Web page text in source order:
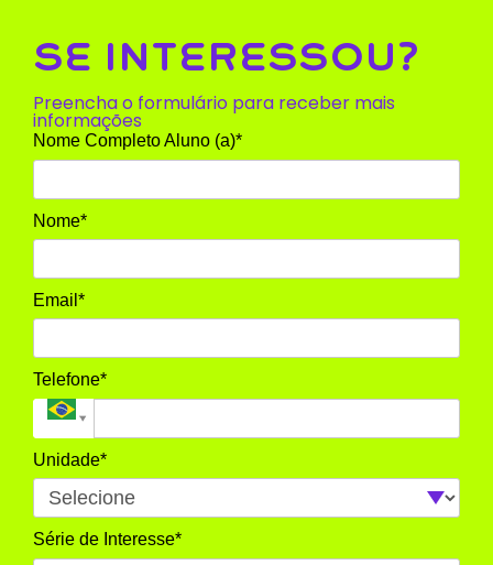
SE INTERESSOU?
Preencha o formulário para receber mais
informações
Nome Completo Aluno (a)*
Nome*
Email*
Telefone*
Unidade*
Série de Interesse*